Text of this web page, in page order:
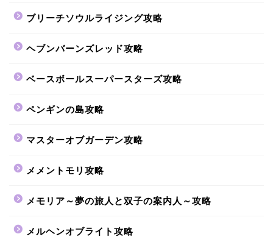
ブリーチソウルライジング攻略
ヘブンバーンズレッド攻略
ベースボールスーパースターズ攻略
ペンギンの島攻略
マスターオブガーデン攻略
メメントモリ攻略
メモリア～夢の旅人と双子の案内人～攻略
メルヘンオブライト攻略